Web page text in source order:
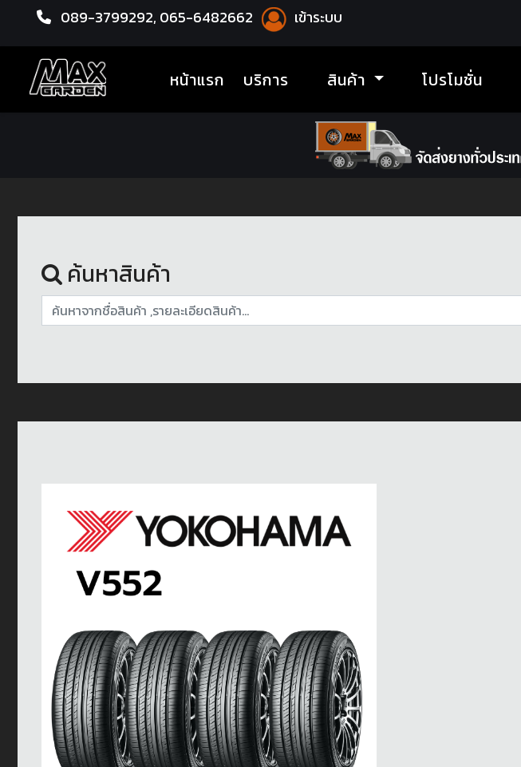
089-3799292, 065-6482662 เข้าระบบ
หน้าแรก(current)
บริการ สินค้า โปรโมชั่น
หน้าแรก สินค้ามือสอง
ค้นหาสินค้า